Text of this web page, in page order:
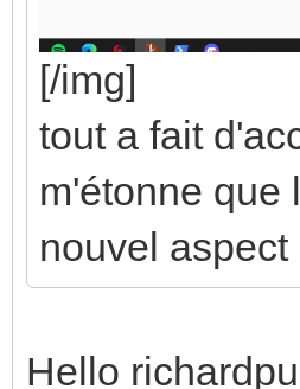
[/img]
tout a fait
m'étonne que
nouvel
Hello